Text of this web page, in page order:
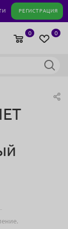
РЕГИСТРАЦИЯ
0
0